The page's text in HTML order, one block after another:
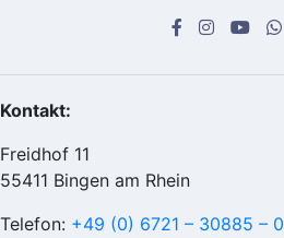
Kontakt:
Freidhof 11
55411 Bingen am Rhein
Telefon: +49 (0) 6721 – 30885 – 0